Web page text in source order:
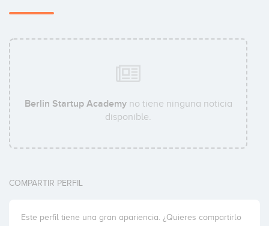
Berlin Startup Academyno tiene ninguna noticia
disponible.
COMPARTIR PERFIL
Este perfil tiene una gran apariencia. ¿Quieres compartirlo